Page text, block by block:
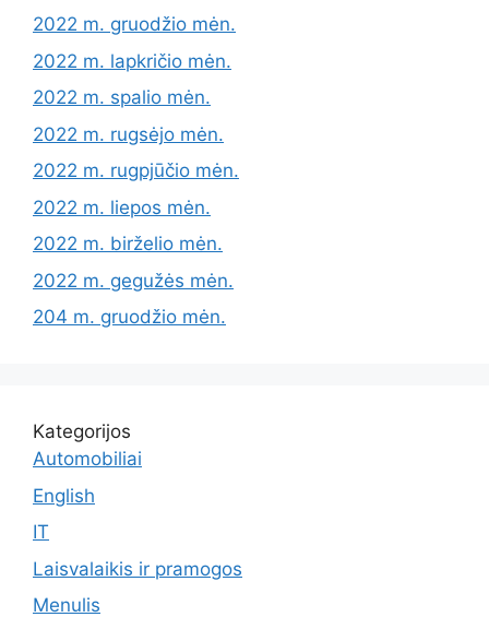
2022 m. gruodžio mėn.
2022 m. lapkričio mėn.
2022 m. spalio mėn.
2022 m. rugsėjo mėn.
2022 m. rugpjūčio mėn.
2022 m. liepos mėn.
2022 m. birželio mėn.
2022 m. gegužės mėn.
204 m. gruodžio mėn.
Kategorijos
Automobiliai
English
IT
Laisvalaikis ir pramogos
Menulis